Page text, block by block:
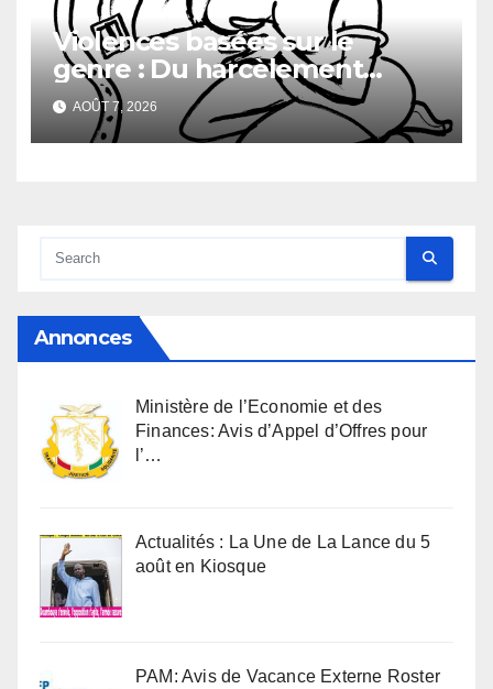
Violences basées sur le
genre : Du harcèlement
sexuel
AOÛT 7, 2026
Annonces
Ministère de l’Economie et des
Finances: Avis d’Appel d’Offres pour
l’…
Actualités : La Une de La Lance du 5
août en Kiosque
PAM: Avis de Vacance Externe Roster